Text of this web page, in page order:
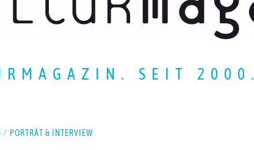
SEIT 2000.
/ PORTRÄT & INTERVIEW